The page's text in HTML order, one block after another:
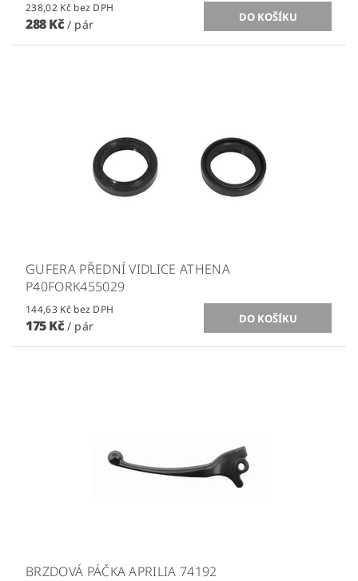
238,02 Kč bez DPH
288 Kč / pár
GUFERA PŘEDNÍ VIDLICE ATHENA
P40FORK455029
144,63 Kč bez DPH
175 Kč / pár
BRZDOVÁ PÁČKA APRILIA 74192